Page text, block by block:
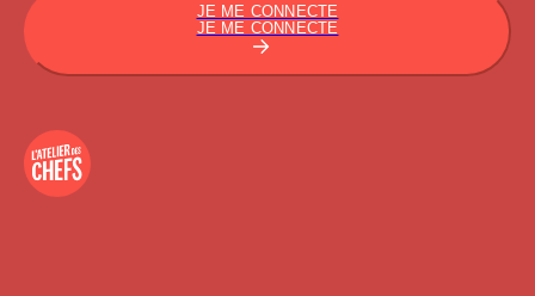
JE ME CONNECTE
JE ME CONNECTE